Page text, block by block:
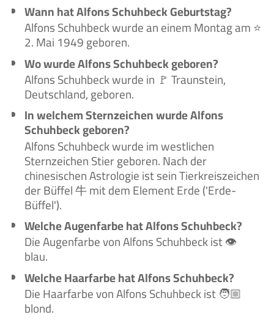
Wann hat Alfons Schuhbeck Geburtstag?
Alfons Schuhbeck wurde an einem Montag am ⭐
2. Mai 1949 geboren.
Wo wurde Alfons Schuhbeck geboren?
Alfons Schuhbeck wurde in 🚩 Traunstein,
Deutschland, geboren.
In welchem Sternzeichen wurde Alfons
Schuhbeck geboren?
Alfons Schuhbeck wurde im westlichen
Sternzeichen Stier geboren. Nach der
chinesischen Astrologie ist sein Tierkreiszeichen
der Büffel 牛 mit dem Element Erde ('Erde-
Büffel').
Welche Augenfarbe hat Alfons Schuhbeck?
Die Augenfarbe von Alfons Schuhbeck ist 👁️
blau.
Welche Haarfarbe hat Alfons Schuhbeck?
Die Haarfarbe von Alfons Schuhbeck ist 🧑🏼‍
blond.